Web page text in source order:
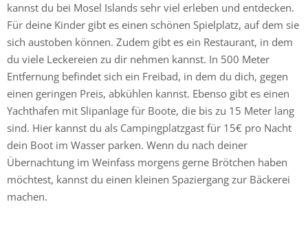
kannst du bei Mosel Islands sehr viel erleben und entdecken.
Für deine Kinder gibt es einen schönen Spielplatz, auf dem sie
sich austoben können. Zudem gibt es ein Restaurant, in dem
du viele Leckereien zu dir nehmen kannst. In 500 Meter
Entfernung befindet sich ein Freibad, in dem du dich, gegen
einen geringen Preis, abkühlen kannst. Ebenso gibt es einen
Yachthafen mit Slipanlage für Boote, die bis zu 15 Meter lang
sind. Hier kannst du als Campingplatzgast für 15€ pro Nacht
dein Boot im Wasser parken. Wenn du nach deiner
Übernachtung im Weinfass morgens gerne Brötchen haben
möchtest, kannst du einen kleinen Spaziergang zur Bäckerei
machen.Vielen Dank für das Abonnieren unseres Newsletters.